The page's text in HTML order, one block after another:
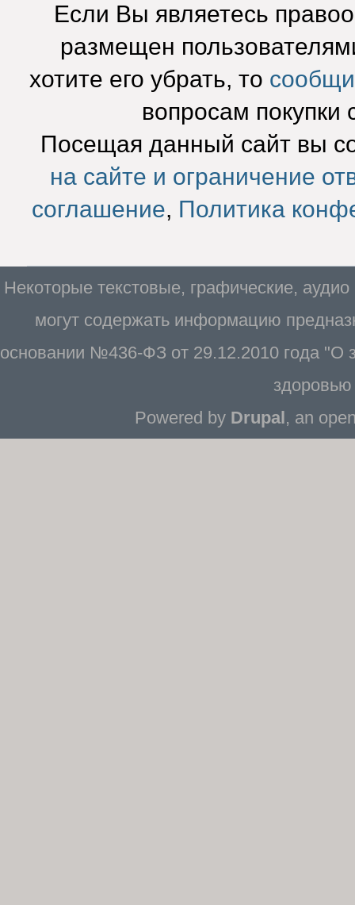
Если Вы являетесь
размещен
хотите его убрать, то
вопросам покупки
Посещая данный сайт вы
на сайте и ограничение
соглашение, Политика
Некоторые текстовые, графические,
могут содержать информацию
основании №436-ФЗ от 29.12.2010 года "О
Powered by Drupal, an